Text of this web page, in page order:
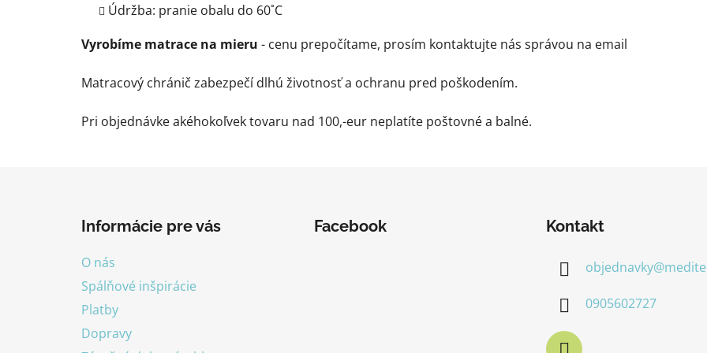
Údržba: pranie obalu do 60˚C
Vyrobíme matrace na mieru - cenu prepočítame, prosím kontaktujte nás správou na email
Matracový chránič zabezpečí dlhú životnosť a ochranu pred poškodením.
Pri objednávke akéhokoľvek tovaru nad 100,-eur neplatíte poštovné a balné.
Informácie pre vás
O nás
Spálňové inšpirácie
Platby
Dopravy
Facebook Kontakt
objednavky@
0905602727